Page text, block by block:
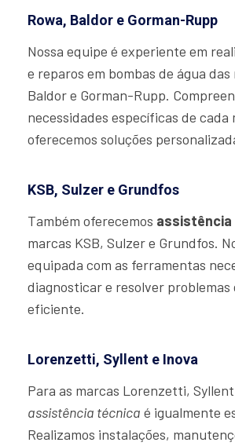
Rowa, Baldor e Gorman-Rupp
Nossa equipe é experiente em
e reparos em bombas de água das
Baldor e Gorman-Rupp.
necessidades específicas de cada
oferecemos soluções
KSB, Sulzer e Grundfos
Também oferecemos
marcas KSB, Sulzer e Grundfos.
equipada com as ferramentas
diagnosticar e resolver problemas
eficiente.
Lorenzetti, Syllent e Inova
Para as marcas Lorenzetti,
assistência técnica é igualmente
Realizamos instalações,